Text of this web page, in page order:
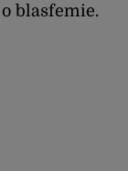
blasfemie.